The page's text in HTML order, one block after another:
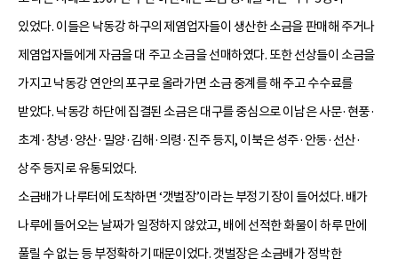
있었다. 이들은 낙동강 하구의 제염업자들이 생산한 소금을 판매해 주거나
제염업자들에게 자금을 대 주고 소금을 선매하였다. 또한 선상들이 소금을
가지고 낙동강 연안의 포구로 올라가면 소금 중계를 해 주고 수수료를
받았다. 낙동강 하단에 집결된 소금은 대구를 중심으로 이남은 사문·현풍·
초계·창녕·양산·밀양·김해·의령·진주 등지, 이북은 성주·안동·선산·
상주 등지로 유통되었다.
소금배가 나루터에 도착하면 ‘갯벌장’이라는 부정기 장이 들어섰다. 배가
나루에 들어오는 날짜가 일정하지 않았고, 배에 선적한 화물이 하루 만에
풀릴 수 없는 등 부정확하기 때문이었다. 갯벌장은 소금배가 정박한